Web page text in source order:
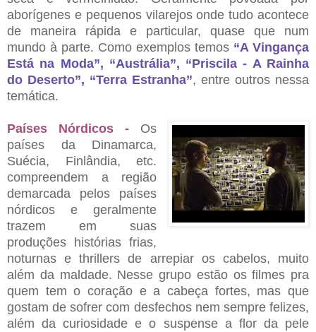
aborígenes e pequenos vilarejos onde tudo acontece
de maneira rápida e particular, quase que num
mundo à parte. Como exemplos temos “A Vingança
Está na Moda”, “Austrália”, “Priscila - A Rainha
do Deserto”, “Terra Estranha”, entre outros nessa
temática.
Países Nórdicos - Os
países da Dinamarca,
Suécia, Finlândia, etc.
compreendem a região
demarcada pelos países
nórdicos e geralmente
trazem em suas
produções histórias frias,
noturnas e thrillers de arrepiar os cabelos, muito
além da maldade. Nesse grupo estão os filmes pra
quem tem o coração e a cabeça fortes, mas que
gostam de sofrer com desfechos nem sempre felizes,
além da curiosidade e o suspense a flor da pele